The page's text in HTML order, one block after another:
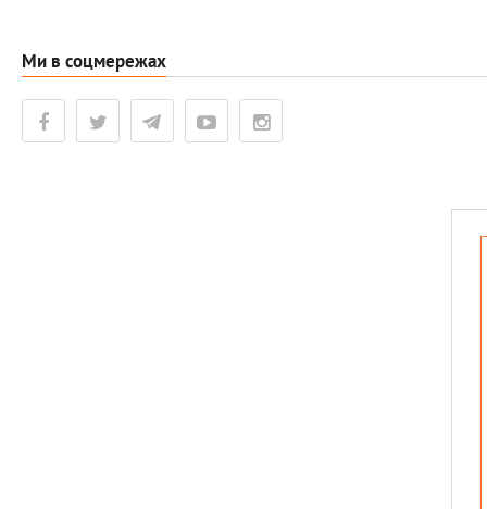
Ми в соцмережах